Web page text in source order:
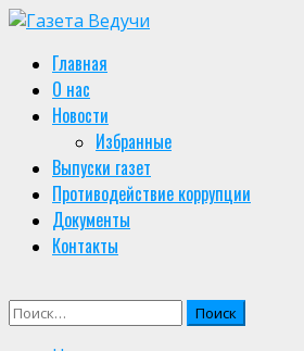
Skip
content
Primary
Menu
Главная
О нас
Новости
Избранные
Выпуски газет
Противодействие коррупции
Документы
Контакты
Найти: